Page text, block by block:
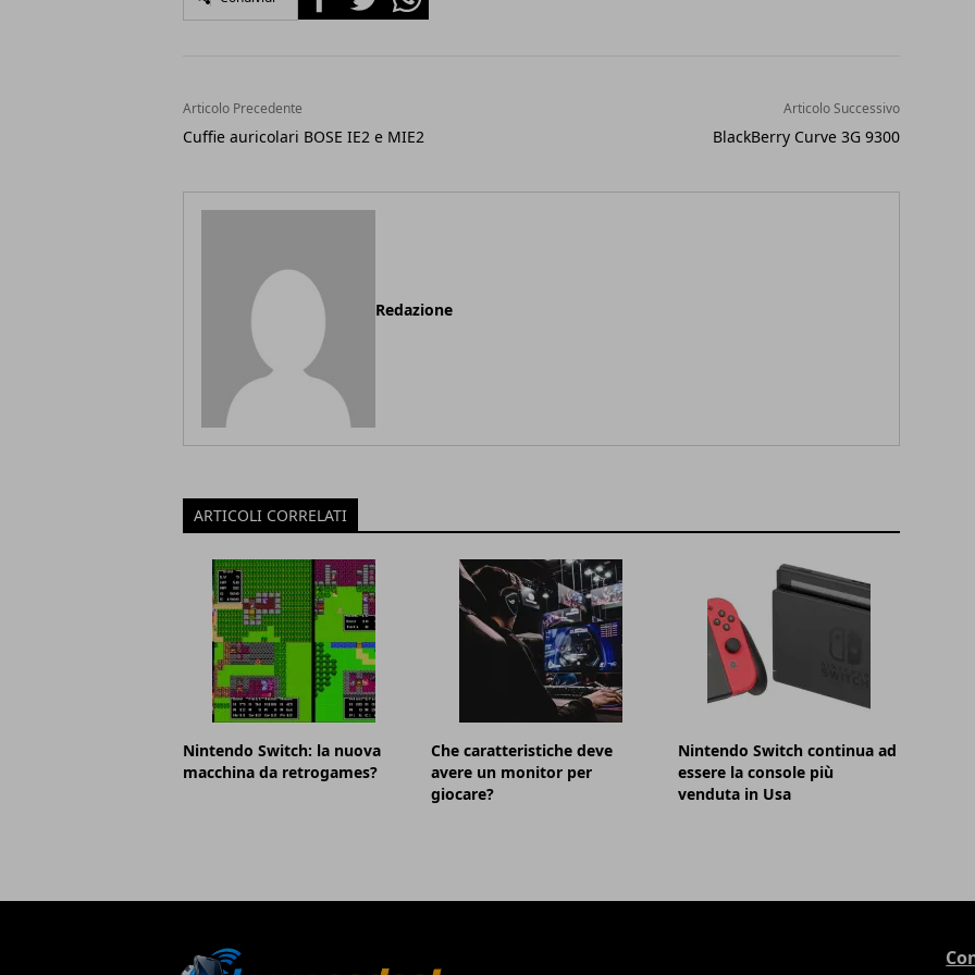
Articolo Precedente
Cuffie auricolari BOSE IE2 e MIE2
Articolo Successivo
BlackBerry Curve 3G 9300
Redazione
ARTICOLI CORRELATI
Nintendo Switch: la nuova
macchina da retrogames?
Che caratteristiche deve
avere un monitor per
giocare?
Nintendo Switch continua ad
essere la console più
venduta in Usa